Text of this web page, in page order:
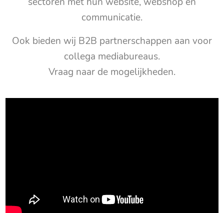
communicatie.
Ook bieden wij B2B partnerschappen aan voor
collega mediabureaus.
Vraag naar de mogelijkheden.